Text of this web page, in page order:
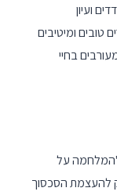
ועיון
טובים ומיטיבים
בחיי
על
להעצמת הסכסוך